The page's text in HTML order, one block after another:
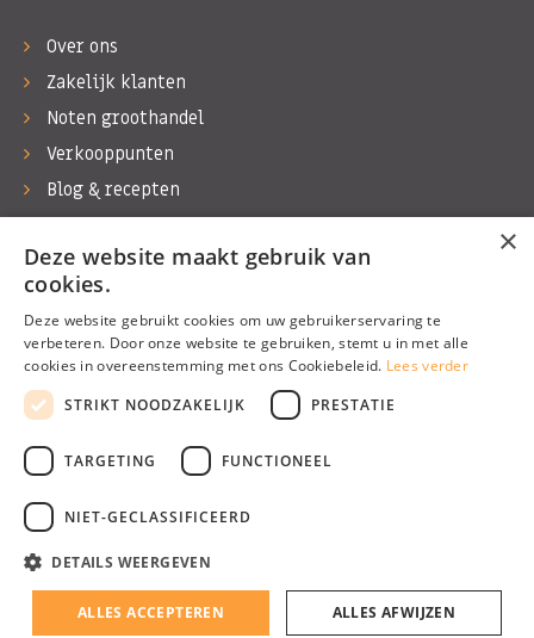
Over ons
Zakelijk klanten
Noten groothandel
Verkooppunten
Blog & recepten
Werken bij Bas Boer Noten
Contact
©1974 - 2026 Bas Boer Noten
Algemene voorwaarden Privacy Policy
×
Deze website maakt gebruik van
cookies.
Deze website gebruikt cookies om uw gebruikerservaring te
verbeteren. Door onze website te gebruiken, stemt u in met alle
cookies in overeenstemming met ons Cookiebeleid. Lees verder
STRIKT NOODZAKELIJK
PRESTATIE
TARGETING FUNCTIONEEL
NIET-GECLASSIFICEERD
DETAILS WEERGEVEN
ALLES ACCEPTEREN ALLES AFWIJZEN